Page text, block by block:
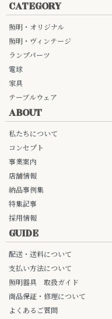
CATEGORY
照明・オリジナル
照明・ヴィンテージ
ランプパーツ
電球
家具
テーブルウェア
ABOUT
私たちについて
コンセプト
事業案内
店舗情報
納品事例集
特集記事
採用情報
GUIDE
配送・送料について
支払い方法について
照明器具 取扱ガイド
商品保証・修理について
よくあるご質問